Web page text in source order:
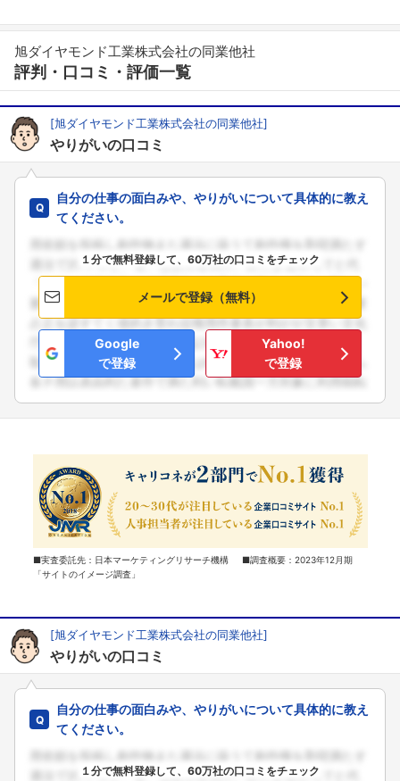
旭ダイヤモンド工業株式会社の同業他社
評判・口コミ・評価一覧
[旭ダイヤモンド工業株式会社の同業他社]
やりがいの口コミ
自分の仕事の面白みや、やりがいについて具体的に教え
てください。
１分で無料登録して、60万社の口コミをチェック
メールで登録（無料）
Google
で登録
Yahoo!
で登録
■実査委託先：日本マーケティングリサーチ機構 ■調査概要：2023年12月期
「サイトのイメージ調査」
[旭ダイヤモンド工業株式会社の同業他社]
やりがいの口コミ
自分の仕事の面白みや、やりがいについて具体的に教え
てください。
１分で無料登録して、60万社の口コミをチェック